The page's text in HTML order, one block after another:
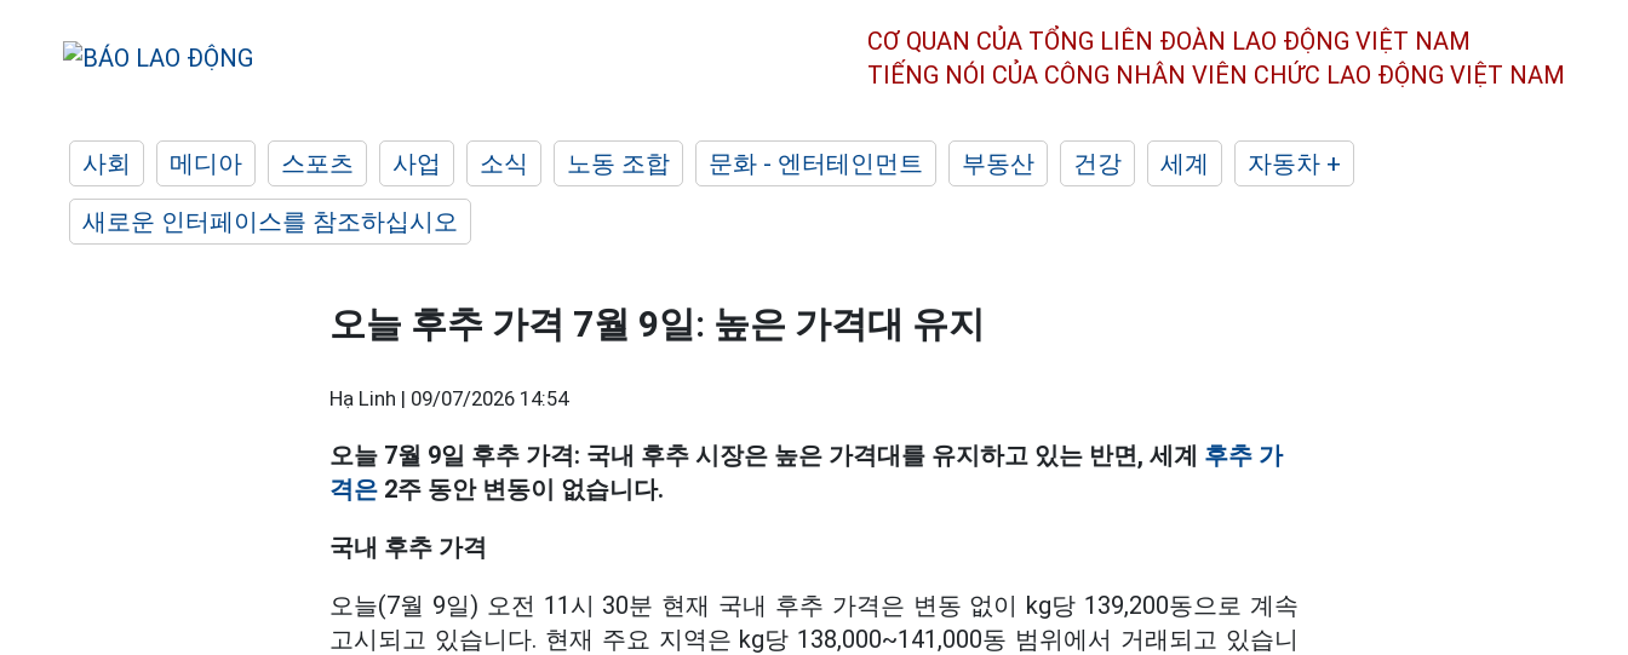
CƠ QUAN CỦA TỔNG LIÊN ĐOÀN LAO ĐỘNG VIỆT NAM
TIẾNG NÓI CỦA CÔNG NHÂN VIÊN CHỨC LAO ĐỘNG VIỆT NAM
사회 메디아 스포츠 사업 소식 노동 조합 문화 - 엔터테인먼트 부동산 건강 세계
자동차 +
새로운 인터페이스를 참조하십시오
오늘 후추 가격 7월 9일: 높은 가격대 유지
Hạ Linh | 09/07/2026 14:54
오늘 7월 9일 후추 가격: 국내 후추 시장은 높은 가격대를 유지하고 있는 반면, 세계 후추 가
격은 2주 동안 변동이 없습니다.
국내 후추 가격
오늘(7월 9일) 오전 11시 30분 현재 국내 후추 가격은 변동 없이 kg당 139,200동으로 계속
고시되고 있습니다. 현재 주요 지역은 kg당 138,000~141,000동 범위에서 거래되고 있습니